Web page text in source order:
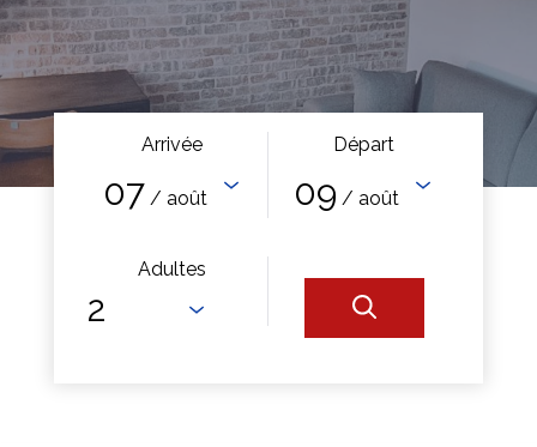
Arrivée
07 / août
Départ
09 / août
Adultes